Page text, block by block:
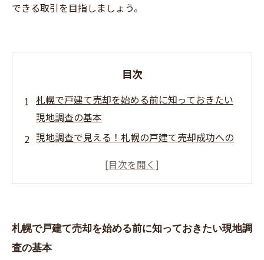
できる取引を目指しましょう。
目次
札幌で戸建て売却を始める前に知っておきたい
現地調査の基本
現地調査で見える！札幌の戸建て売却成功への
実際の物件を細かく調査することで明らかにな
につながる理由
正確な現地調査で実現する！札幌での戸建て売
札幌で戸建て売却を始める前に知っておきたい現地調
査の基本